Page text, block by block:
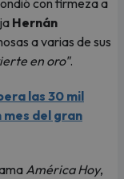
con firmeza a
Hernán
a varias de sus
en oro".
las 30 mil
mes del gran
América Hoy,